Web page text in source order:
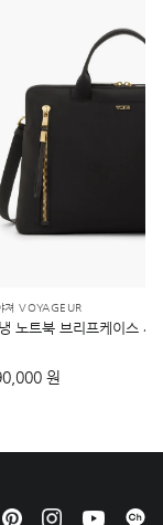
져 VOYAGEUR
노트북 브리프케이스 서
원